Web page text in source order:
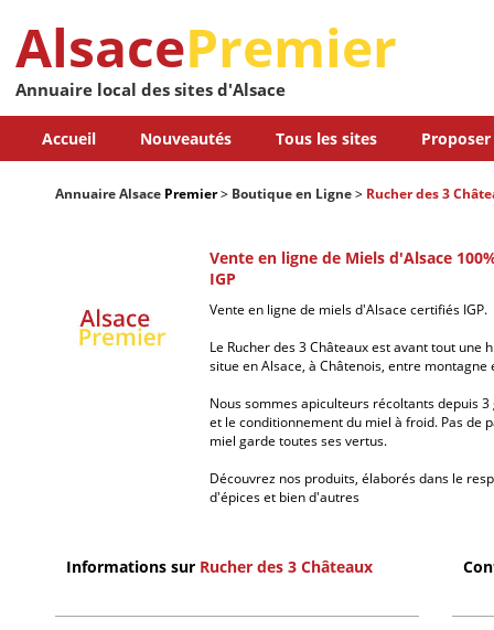
AlsacePremier
Annuaire local des sites d'Alsace
Accueil Nouveautés Tous les sites
Annuaire Alsace Premier> Boutique en Ligne> Rucher des 3
Vente en ligne de Miels d'Alsace
IGP
Vente en ligne de miels d'Alsace certifiés IGP.
Le Rucher des 3 Châteaux est avant tout
situe en Alsace, à Châtenois, entre montagne
Nous sommes apiculteurs récoltants depuis
et le conditionnement du miel à froid. Pas de
miel garde toutes ses vertus.
Découvrez nos produits, élaborés dans le
d'épices et bien d'autres
Informations sur Rucher des 3 Châteaux